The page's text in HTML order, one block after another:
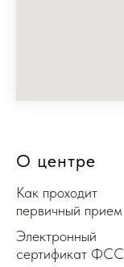
О центре
Как проходит
первичный прием
Электронный
сертификат ФСС